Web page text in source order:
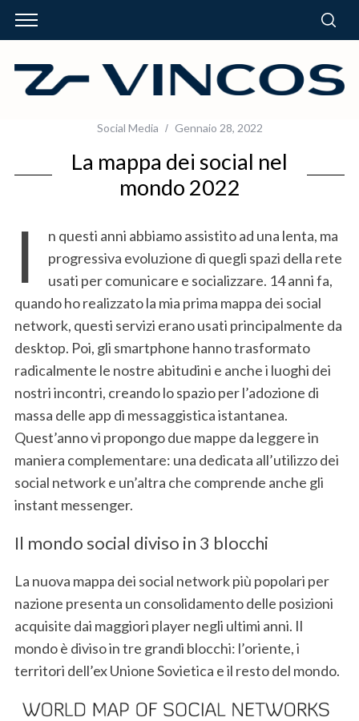
Social Media Gennaio 28, 2022
La mappa dei social nel
mondo 2022
I
n questi anni abbiamo assistito ad una lenta, ma
progressiva evoluzione di quegli spazi della rete
usati per comunicare e socializzare. 14 anni fa,
quando ho realizzato la mia prima mappa dei social
network, questi servizi erano usati principalmente da
desktop. Poi, gli smartphone hanno trasformato
radicalmente le nostre abitudini e anche i luoghi dei
nostri incontri, creando lo spazio per l’adozione di
massa delle app di messaggistica istantanea.
Quest’anno vi propongo due mappe da leggere in
maniera complementare: una dedicata all’utilizzo dei
social network e un’altra che comprende anche gli
instant messenger.
Il mondo social diviso in 3 blocchi
La nuova mappa dei social network più popolari per
nazione presenta un consolidamento delle posizioni
acquisite dai maggiori player negli ultimi anni. Il
mondo è diviso in tre grandi blocchi: l’oriente, i
territori dell’ex Unione Sovietica e il resto del mondo.